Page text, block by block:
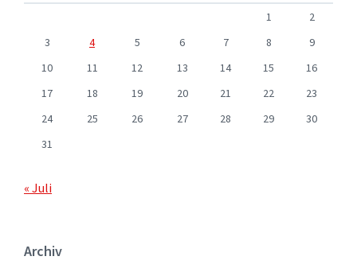
1
2
3
4 5 6 7 8
9
10
11 12 13 14 15
16
17
18 19 20 21 22
23
24
25 26 27 28 29
30
31
« Juli
Archiv